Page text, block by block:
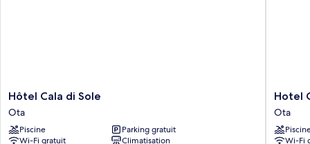
Hôtel
Cala
di
Sole
Hôtel Cala di Sole
Ota
Piscine
Parking gratuit
Wi-Fi gratuit
Climatisation
Hotel
Costa
Rossa
Ota
Hotel
Ota
Wi-Fi